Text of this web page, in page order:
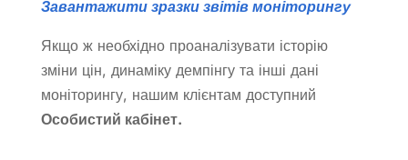
Завантажити зразки звітів моніторингу
Якщо ж необхідно проаналізувати історію
зміни цін, динаміку демпінгу та інші дані
моніторингу, нашим клієнтам доступний
Особистий кабінет.